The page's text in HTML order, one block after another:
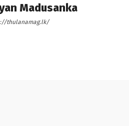
Madusanka
thulanamag.lk/